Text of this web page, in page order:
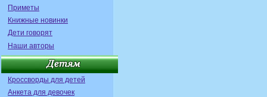
Приметы
Книжные новинки
Дети говорят
Наши авторы
Кроссворды для детей
Анкета для девочек